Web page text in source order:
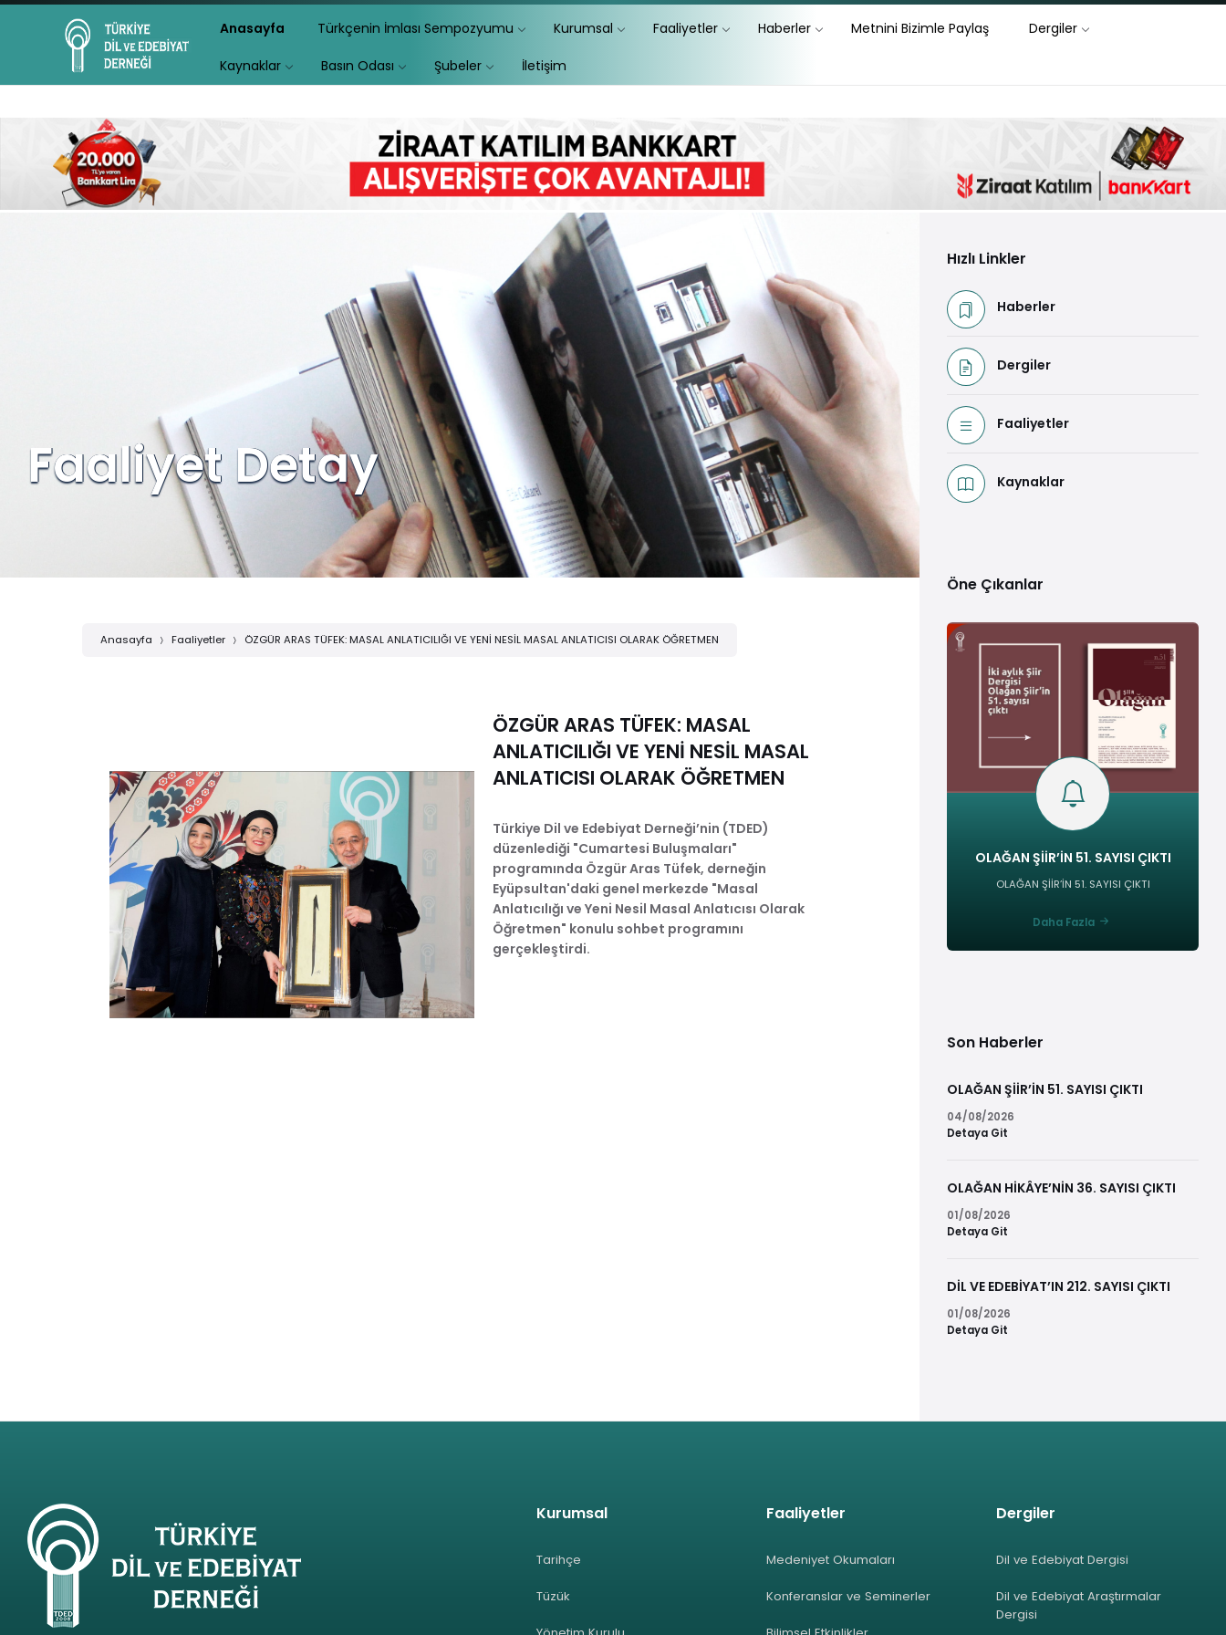
Anasayfa Türkçenin İmlası Sempozyumu Kurumsal Faaliyetler Haberler Metnini Bizimle Paylaş Dergiler
Kaynaklar Basın Odası Şubeler İletişim
Faaliyet Detay
Anasayfa Faaliyetler ÖZGÜR ARAS TÜFEK: MASAL ANLATICILIĞI VE YENİ NESİL MASAL ANLATICISI OLARAK ÖĞRETMEN
ÖZGÜR ARAS TÜFEK: MASAL
ANLATICILIĞI VE YENİ NESİL MASAL
ANLATICISI OLARAK ÖĞRETMEN
Türkiye Dil ve Edebiyat Derneği’nin (TDED)
düzenlediği "Cumartesi Buluşmaları"
programında Özgür Aras Tüfek, derneğin
Eyüpsultan'daki genel merkezde "Masal
Anlatıcılığı ve Yeni Nesil Masal Anlatıcısı Olarak
Öğretmen" konulu sohbet programını
gerçekleştirdi.
Hızlı Linkler
Haberler
Dergiler
Faaliyetler
Kaynaklar
Öne Çıkanlar
OLAĞAN ŞİİR’İN 51. SAYISI ÇIKTI
OLAĞAN ŞİİR’İN 51. SAYISI ÇIKTI
Daha Fazla
Son Haberler
OLAĞAN ŞİİR’İN 51. SAYISI ÇIKTI
04/08/2026
Detaya Git
OLAĞAN HİKÂYE’NİN 36. SAYISI ÇIKTI
01/08/2026
Detaya Git
DİL VE EDEBİYAT’IN 212. SAYISI ÇIKTI
01/08/2026
Detaya Git
Kurumsal
Tarihçe
Tüzük
Faaliyetler
Medeniyet Okumaları
Konferanslar ve Seminerler
Dergiler
Dil ve Edebiyat Dergisi
Dil ve Edebiyat Araştırmalar
Dergisi